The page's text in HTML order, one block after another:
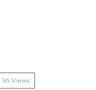
95 Views